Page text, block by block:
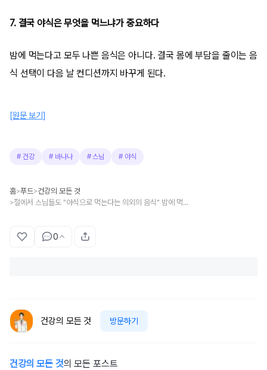
7. 결국 야식은 무엇을 먹느냐가 중요하다
밤에 먹는다고 모두 나쁜 음식은 아니다. 결국 몸에 부담을 줄이는 음
식 선택이 다음 날 컨디션까지 바꾸게 된다.
[원문 보기]
# 건강 # 바나나 #스님 # 야식
홈>푸드>건강의 모든 것
> 절에서 스님들도 "야식으로 먹는다는 의외의 음식" 밤에 먹어도 보약입니다
0
건강의 모든 것 방문하기
건강의 모든 것의 모든 포스트